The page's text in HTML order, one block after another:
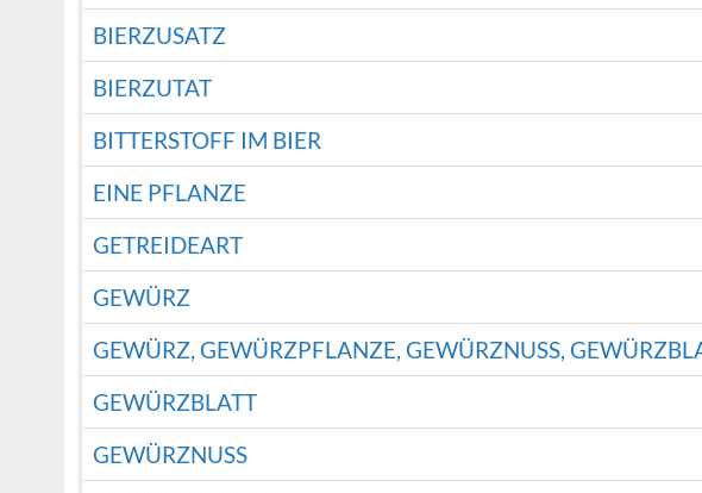
BIERZUSATZ
BIERZUTAT
BITTERSTOFF IM BIER
EINE PFLANZE
GETREIDEART
GEWÜRZ
GEWÜRZ, GEWÜRZPFLANZE, GEWÜRZNUSS,
GEWÜRZBLATT
GEWÜRZNUSS